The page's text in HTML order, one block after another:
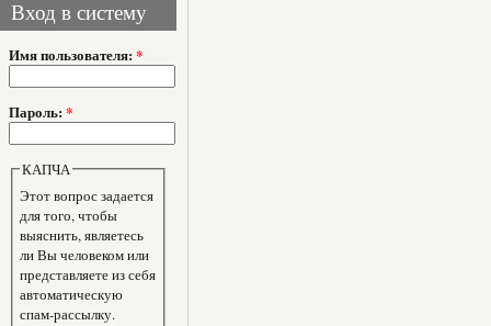
Вход в систему
Имя пользователя: *
Пароль: *
КАПЧА
Этот вопрос задается
для того, чтобы
выяснить, являетесь
ли Вы человеком или
представляете из себя
автоматическую
спам-рассылку.